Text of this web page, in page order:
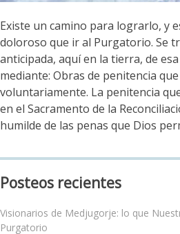
Existe un camino para lograrlo, y
doloroso que ir al Purgatorio. Se
anticipada, aquí en la tierra, de
mediante: Obras de penitencia
voluntariamente. La penitencia
en el Sacramento de la
humilde de las penas que Dios
Posteos recientes
Visionarios de Medjugorje: lo que
Purgatorio